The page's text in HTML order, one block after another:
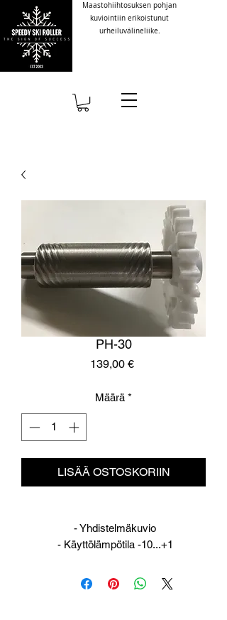
Maastohiihtosuksen pohjan
kuviointiin erikoistunut
urheiluvälineliike.
PH-30
139,00 €Hinta
Määrä *
LISÄÄ OSTOSKORIIN
- Yhdistelmäkuvio
- Käyttölämpötila -10...+1
räntäsadekeleille
- Estää lian kerääntymisen suksen